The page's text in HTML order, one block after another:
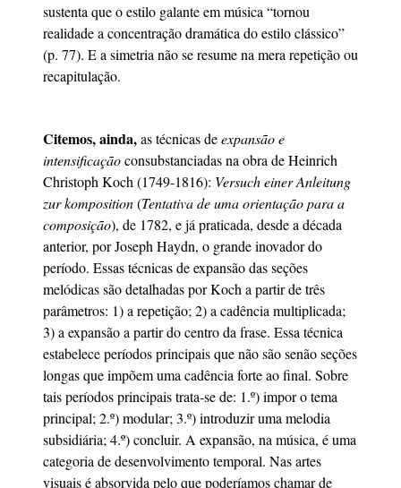
sustenta que o estilo galante em música “tornou
realidade a concentração dramática do estilo clássico”
(p. 77). E a simetria não se resume na mera repetição ou
recapitulação.
Citemos, ainda,as técnicas deexpansão e
intensificaçãoconsubstanciadas na obra de Heinrich
Christoph Koch (1749-1816): Versuch einer Anleitung
zur komposition(Tentativa de uma orientação para a
composição), de 1782, e já praticada, desde a década
anterior, por Joseph Haydn, o grande inovador do
período. Essas técnicas de expansão das seções
melódicas são detalhadas por Koch a partir de três
parâmetros: 1) a repetição; 2) a cadência multiplicada;
3) a expansão a partir do centro da frase. Essa técnica
estabelece períodos principais que não são senão seções
longas que impõem uma cadência forte ao final. Sobre
tais períodos principais trata-se de: 1.º) impor o tema
principal; 2.º) modular; 3.º) introduzir uma melodia
subsidiária; 4.º) concluir. A expansão, na música, é uma
categoria de desenvolvimento temporal. Nas artes
visuais é absorvida pelo que poderíamos chamar de